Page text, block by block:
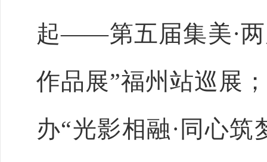
起——第五届集美·两
作品展”福州站巡展
办“光影相融·同心